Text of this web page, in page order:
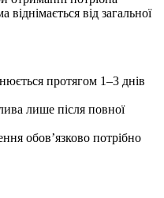
від загальної
протягом 1–3 днів
лише після повної
обов’язково потрібно